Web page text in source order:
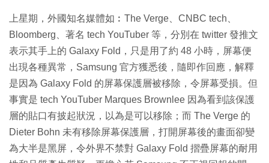
上星期，外國知名媒體如︰The Verge、CNBC tech、
Bloomberg、著名 tech YouTuber 等，分別在 twitter 發推文
表示其手上的 Galaxy Fold，只是用了約 48 小時，屏幕便
出現各種異常，Samsung 官方獲悉後，隨即作回應，解釋
是因為 Galaxy Fold 的屏幕保護層被移除，令屏幕受損。但
事實是 tech YouTuber Marques Brownlee 因為看到該保護
層的貼口有披起狀況，以為是可以移除；而 The Verge 的
Dieter Bohn 未有移除屏幕保護層，打開屏幕後的畫面卻變
為大半是黑屏，令外界不禁對 Galaxy Fold 摺疊屏幕的耐用